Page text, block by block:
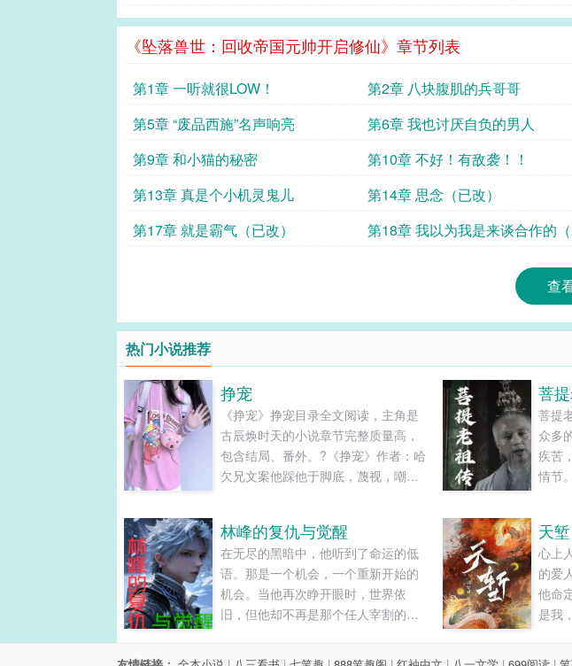
《坠落兽世：回收帝国元帅开启修仙》章节列表
第1章 一听就很LOW！ 第2章 八块腹肌的兵哥哥
第5章 “废品西施”名声响亮
第6章 我也讨厌自负的男人
第9章 和小猫的秘密
第10章 不好！有敌袭！！
第13章 真是个小机灵鬼儿
第14章 思念（已改）
第17章 就是霸气（已改）
第18章 我以为我是来谈合作的
查
热门小说推荐
挣宠
《挣宠》挣宠目录全文阅读，主角是
古辰焕时天的小说章节完整质量高，
包含结局、番外。?《挣宠》作者：哈
欠兄文案他踩他于脚底，蔑视，嘲
命贱。四年辗转，再次相遇，他成了
默默无闻，衣食拮据的劳动下层，而
他曾最瞧不起的那个男人，已然站在
了权势巅峰！少爷，你知道我找你多
久？呵呵，整整四年！你放手！！
菩
菩提
众多
疾苦
情节
林峰的复仇与觉醒
在无尽的黑暗中，他听到了命运的低
语。那是一个机会，一个重新开始的
机会。当他再次睁开眼时，世界依
旧，但他却不再是那个任人宰割的羔
咤风云的天才，一个在爱情中遍体鳞
天堑
心上
的爱
他命
是我
不能